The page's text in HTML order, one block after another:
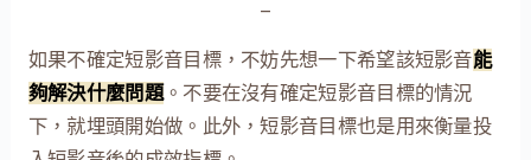
–
如果不確定短影音目標，不妨先想一下希望該短影音能
夠解決什麼問題。不要在沒有確定短影音目標的情況
下，就埋頭開始做。此外，短影音目標也是用來衡量投